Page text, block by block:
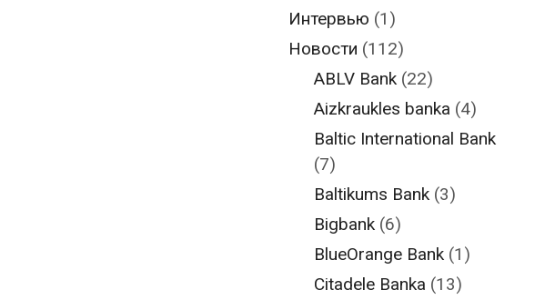
Интервью (1)
Новости (112)
ABLV Bank (22)
Aizkraukles banka (4)
Baltic International Bank
(7)
Baltikums Bank (3)
Bigbank (6)
BlueOrange Bank (1)
Citadele Banka (13)